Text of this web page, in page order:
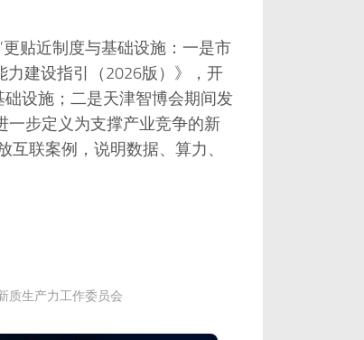
贴近制度与基础设施：一是市
建设指引（2026版）》，开
设施；二是天津智博会期间发
一步定义为支撑产业竞争的新
联案例，说明数据、算力、
质生产力工作委员会